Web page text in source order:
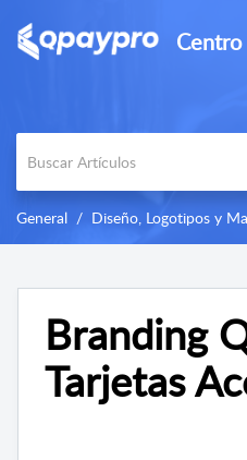
General Diseño, Logotipos y
Branding
Tarjetas